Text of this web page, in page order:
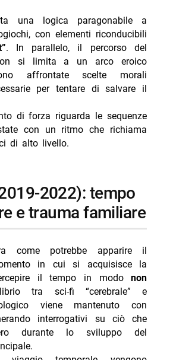
una logica paragonabile a
con elementi riconducibili
. In parallelo, il percorso del
si limita a un arco eroico
affrontate scelte morali
per tentare di salvare il
di forza riguarda le sequenze
con un ritmo che richiama
di alto livello.
e trauma familiare
come potrebbe apparire il
in cui si acquisisce la
il tempo in modonon
tra sci-fi “cerebrale” e
viene mantenuto con
interrogativi su ciò che
durante lo sviluppo del